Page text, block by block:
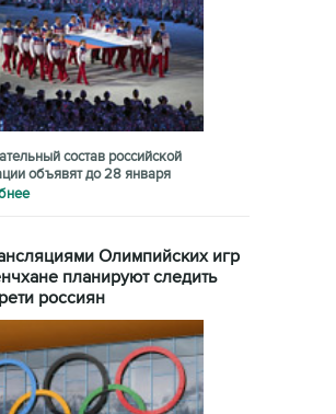
состав российской
объявят до 28 января
Олимпийских игр
планируют следить
россиян